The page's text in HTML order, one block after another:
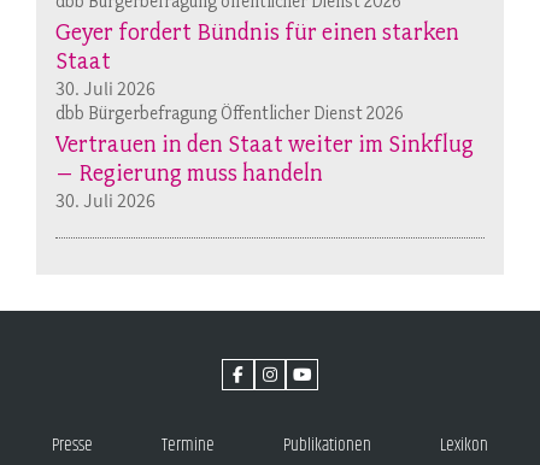
Geyer fordert Bündnis für einen starken
Staat
30. Juli 2026
dbb Bürgerbefragung Öffentlicher Dienst 2026
Vertrauen in den Staat weiter im Sinkflug
– Regierung muss handeln
30. Juli 2026
Presse Termine Publikationen Lexikon